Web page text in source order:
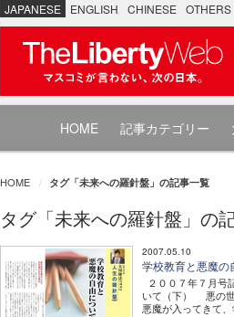
JAPANESE ENGLISH CHINESE OTHERS
HOME 記事カテゴリー
HOME タグ「未来への羅針盤」の記事一覧
タグ「未来への羅針盤」の
2007.05.10
学校教育と悪魔の
２００７年７月号
いて（下） 悪の世
悪魔が入ってきて